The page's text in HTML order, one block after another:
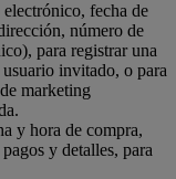
fecha de
número de
para registrar una
invitado, o para
marketing
y hora de compra,
y detalles, para